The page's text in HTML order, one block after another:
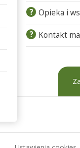
? Opieka i
? Kontakt